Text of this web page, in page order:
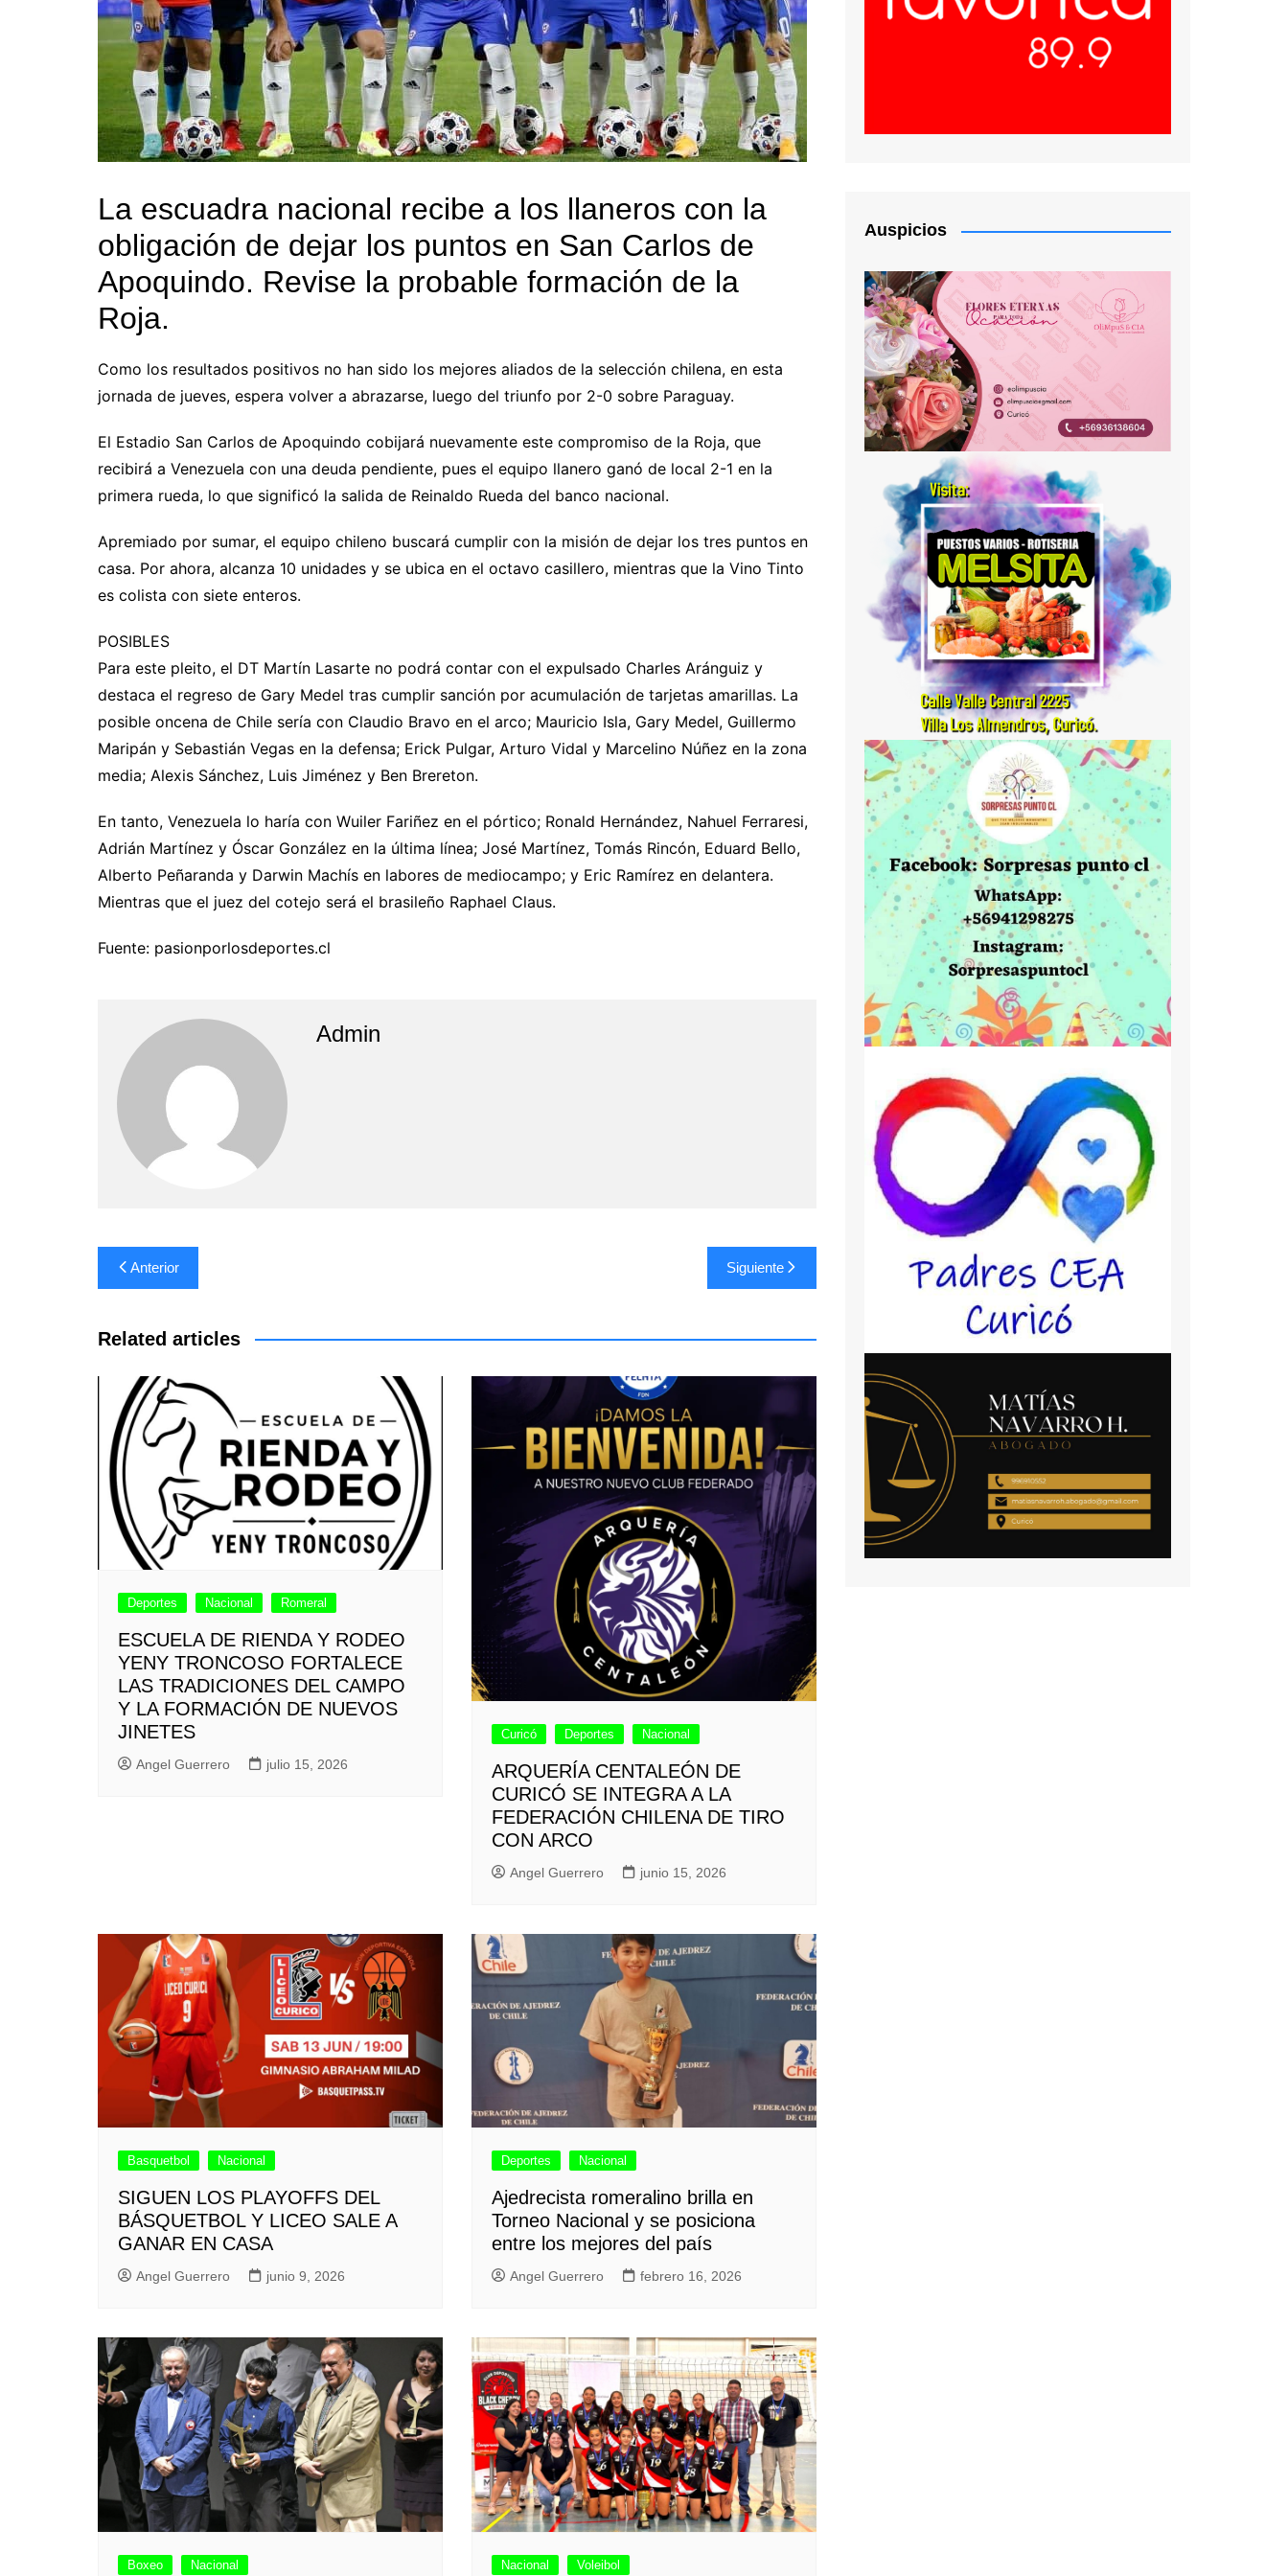
La escuadra nacional recibe a los llaneros con la
obligación de dejar los puntos en San Carlos de
Apoquindo. Revise la probable formación de la
Roja.
Como los resultados positivos no han sido los mejores aliados de la selección chilena, en esta
jornada de jueves, espera volver a abrazarse, luego del triunfo por 2-0 sobre Paraguay.
El Estadio San Carlos de Apoquindo cobijará nuevamente este compromiso de la Roja, que
recibirá a Venezuela con una deuda pendiente, pues el equipo llanero ganó de local 2-1 en la
primera rueda, lo que significó la salida de Reinaldo Rueda del banco nacional.
Apremiado por sumar, el equipo chileno buscará cumplir con la misión de dejar los tres puntos en
casa. Por ahora, alcanza 10 unidades y se ubica en el octavo casillero, mientras que la Vino Tinto
es colista con siete enteros.
POSIBLES
Para este pleito, el DT Martín Lasarte no podrá contar con el expulsado Charles Aránguiz y
destaca el regreso de Gary Medel tras cumplir sanción por acumulación de tarjetas amarillas. La
posible oncena de Chile sería con Claudio Bravo en el arco; Mauricio Isla, Gary Medel, Guillermo
Maripán y Sebastián Vegas en la defensa; Erick Pulgar, Arturo Vidal y Marcelino Núñez en la zona
media; Alexis Sánchez, Luis Jiménez y Ben Brereton.
En tanto, Venezuela lo haría con Wuiler Fariñez en el pórtico; Ronald Hernández, Nahuel Ferraresi,
Adrián Martínez y Óscar González en la última línea; José Martínez, Tomás Rincón, Eduard Bello,
Alberto Peñaranda y Darwin Machís en labores de mediocampo; y Eric Ramírez en delantera.
Mientras que el juez del cotejo será el brasileño Raphael Claus.
Fuente: pasionporlosdeportes.cl
Admin
Navegación
de
entradas
Anterior Siguiente
Related articles
Deportes Nacional Romeral
ESCUELA DE RIENDA Y RODEO
YENY TRONCOSO FORTALECE
LAS TRADICIONES DEL CAMPO
Y LA FORMACIÓN DE NUEVOS
JINETES
Angel Guerrero julio 15, 2026
Curicó Deportes Nacional
ARQUERÍA CENTALEÓN DE
CURICÓ SE INTEGRA A LA
FEDERACIÓN CHILENA DE TIRO
CON ARCO
Angel Guerrero junio 15, 2026
Basquetbol Nacional
SIGUEN LOS PLAYOFFS DEL
BÁSQUETBOL Y LICEO SALE A
GANAR EN CASA
Angel Guerrero junio 9, 2026
Deportes Nacional
Ajedrecista romeralino brilla en
Torneo Nacional y se posiciona
entre los mejores del país
Angel Guerrero febrero 16, 2026
Boxeo Nacional Nacional Voleibol
Auspicios